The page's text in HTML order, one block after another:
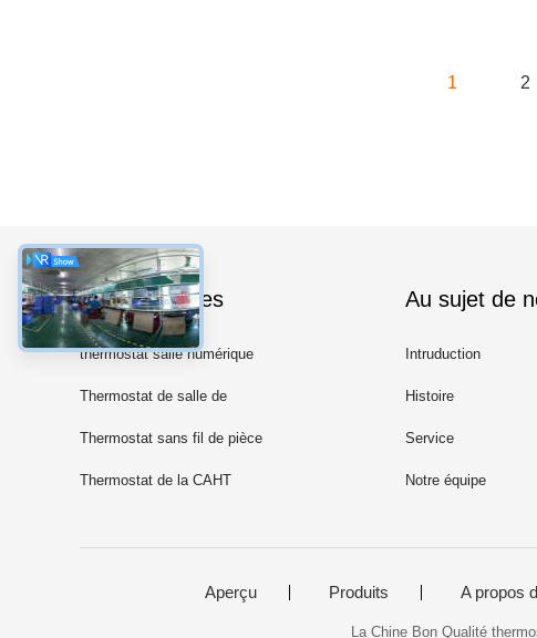
1 2
Les catégories
thermostat salle numérique
Thermostat de salle de
télécommunications
Thermostat sans fil de pièce
Thermostat de la CAHT
Au sujet de
Intruduction
Histoire
Service
Notre équipe
Aperçu Produits A propos
La Chine Bon Qualité